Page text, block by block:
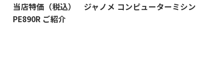
当店特価（税込） ジャノメ コンピューターミシン
PE890R ご紹介